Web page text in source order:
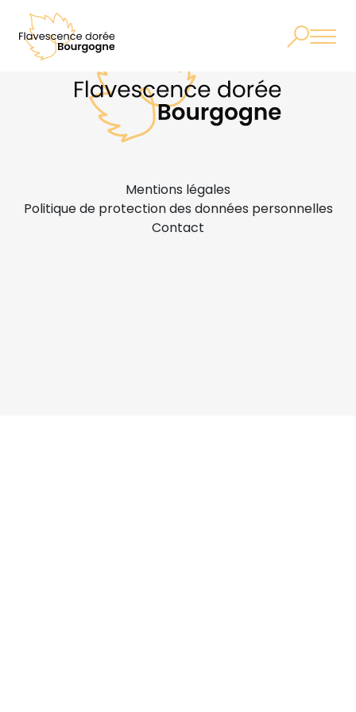
Mentions légales
Politique de protection des données personnelles
Contact